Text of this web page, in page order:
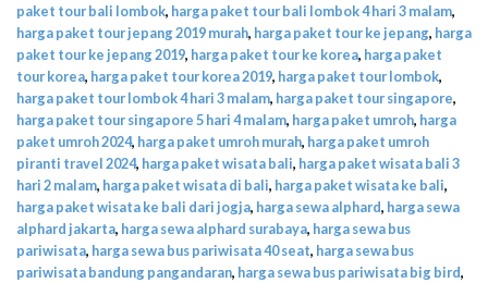
paket tour bali lombok, harga paket tour bali lombok 4 hari 3 malam,
harga paket tour jepang 2019 murah, harga paket tour ke jepang, harga
paket tour ke jepang 2019, harga paket tour ke korea, harga paket
tour korea, harga paket tour korea 2019, harga paket tour lombok,
harga paket tour lombok 4 hari 3 malam, harga paket tour singapore,
harga paket tour singapore 5 hari 4 malam, harga paket umroh, harga
paket umroh 2024, harga paket umroh murah, harga paket umroh
piranti travel 2024, harga paket wisata bali, harga paket wisata bali 3
hari 2 malam, harga paket wisata di bali, harga paket wisata ke bali,
harga paket wisata ke bali dari jogja, harga sewa alphard, harga sewa
alphard jakarta, harga sewa alphard surabaya, harga sewa bus
pariwisata, harga sewa bus pariwisata 40 seat, harga sewa bus
pariwisata bandung pangandaran, harga sewa bus pariwisata big bird,